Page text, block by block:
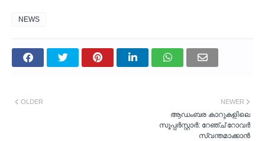
NEWS
NEWER
ആഡംബര കാറുകളിലെ
സൂപ്പര്‍സ്റ്റാര്‍: റേഞ്ച് റോവര്‍
സ്വന്തമാക്കാന്‍
OLDER